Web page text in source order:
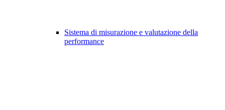
Sistema di misurazione e valutazione della
performance